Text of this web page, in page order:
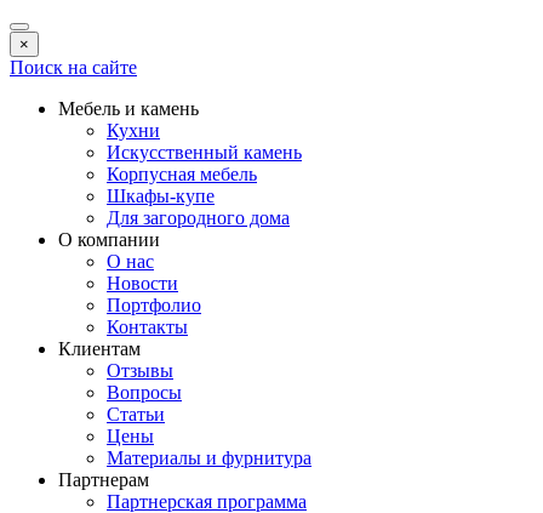
×
Поиск на сайте
Мебель и камень
Кухни
Искусственный камень
Корпусная мебель
Шкафы-купе
Для загородного дома
О компании
О нас
Новости
Портфолио
Контакты
Клиентам
Отзывы
Вопросы
Статьи
Цены
Материалы и фурнитура
Партнерам
Партнерская программа